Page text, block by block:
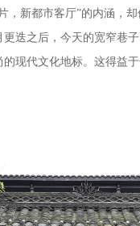
，新都市客厅”的内涵，却
迭之后，今天的宽窄巷
现代文化地标。这得益